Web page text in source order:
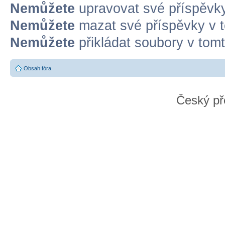
Nemůžete upravovat své
Nemůžete mazat své příspěvky v
Nemůžete přikládat soubory v
Obsah fóra
Český